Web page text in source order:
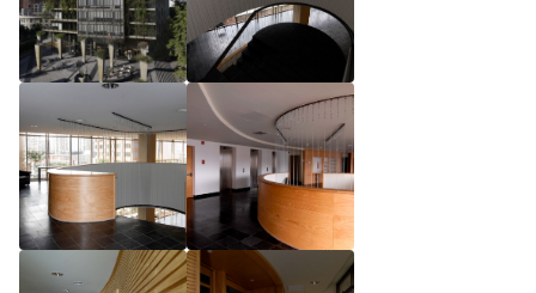
Reglamento de Seminarios de Graduación
Programa de Magíster en Derecho, LLM 2025